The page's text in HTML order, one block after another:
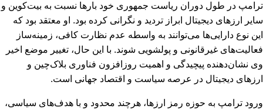
ترامپ در طول دوران ریاست جمهوری خود بارها نسبت به بیت‌کوین و
سایر ارزهای دیجیتال ابراز تردید و نگرانی کرده بود. او معتقد بود که
این نوع دارایی‌ها می‌توانند به واسطه عدم نظارت کافی، زمینه‌ساز
فعالیت‌های غیرقانونی و پولشویی شوند. با این حال، تغییر موضع اخیر
وی نشان‌دهنده پیچیدگی و اهمیت روزافزون فناوری بلاک‌چین و
ارزهای دیجیتال در عرصه سیاست و اقتصاد جهانی است.
ورود ترامپ به حوزه رمز ارزها، هرچند محدود و با هدف‌های سیاسی،